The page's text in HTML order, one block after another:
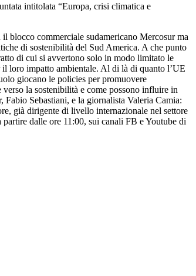
intitolata “Europa, crisi climatica e
blocco commerciale sudamericano Mercosur ma
di sostenibilità del Sud America. A che punto
di cui si avvertono solo in modo limitato le
il loro impatto ambientale. Al di là di quanto l’UE
giocano le policies per promuovere
la sostenibilità e come possono influire in
Sebastiani, e la giornalista Valeria Camia:
già dirigente di livello internazionale nel settore
dalle ore 11:00, sui canali FB e Youtube di